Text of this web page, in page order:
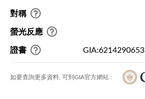
對稱
螢光反應
證書 GIA:6214290653
如要查詢更多資料, 可到GIA官方網站 :